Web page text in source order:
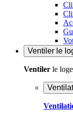
Ventiler le
Ventiler le